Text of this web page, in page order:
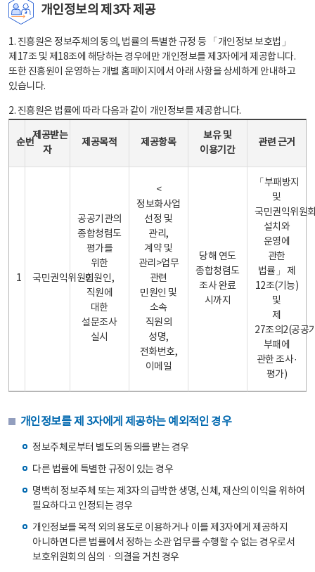
개인정보의 제3자 제공
1. 진흥원은 정보주체의 동의, 법률의 특별한 규정 등 「개인정보 보호법」
제17조 및 제18조에 해당하는 경우에만 개인정보를 제3자에게 제공합니다.
또한 진흥원이 운영하는 개별 홈페이지에서 아래 사항을 상세하게 안내하고
있습니다.
2. 진흥원은 법률에 따라 다음과 같이 개인정보를 제공합니다.
순번
제공받는
자
제공목적 제공항목
보유 및
이용기간
관련 근거
1 국민권익위원회
공공기관의
종합청렴도
평가를
위한
민원인,
직원에
대한
설문조사
실시
<
정보화사업
선정 및
관리,
계약 및
관리>업무
관련
민원인 및
소속
직원의
성명,
전화번호,
이메일
당해 연도
종합청렴도
조사 완료
시까지
「부패방지
및
국민권익위원
설치와
운영에
관한
법률」 제
12조(기능)
및
제
27조의2(공공
부패에
관한 조사·
평가)
개인정보를 제 3자에게 제공하는 예외적인 경우
정보주체로부터 별도의 동의를 받는 경우
다른 법률에 특별한 규정이 있는 경우
명백히 정보주체 또는 제3자의 급박한 생명, 신체, 재산의 이익을 위하여
필요하다고 인정되는 경우
개인정보를 목적 외의 용도로 이용하거나 이를 제3자에게 제공하지
아니하면 다른 법률에서 정하는 소관 업무를 수행할 수 없는 경우로서
보호위원회의 심의ㆍ의결을 거친 경우